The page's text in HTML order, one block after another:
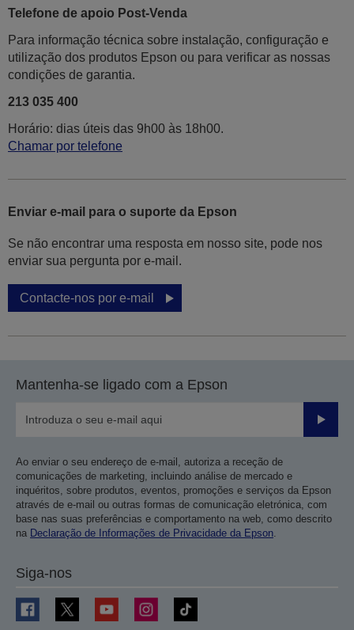
Telefone de apoio Post-Venda
Para informação técnica sobre instalação, configuração e
utilização dos produtos Epson ou para verificar as nossas
condições de garantia.
213 035 400
Horário: dias úteis das 9h00 às 18h00.
Chamar por telefone
Enviar e-mail para o suporte da Epson
Se não encontrar uma resposta em nosso site, pode nos
enviar sua pergunta por e-mail.
Contacte-nos por e-mail
Mantenha-se ligado com a Epson
Enviar
Ao enviar o seu endereço de e-mail, autoriza a receção de
comunicações de marketing, incluindo análise de mercado e
inquéritos, sobre produtos, eventos, promoções e serviços da Epson
através de e-mail ou outras formas de comunicação eletrónica, com
base nas suas preferências e comportamento na web, como descrito
na Declaração de Informações de Privacidade da Epson.
Siga-nos